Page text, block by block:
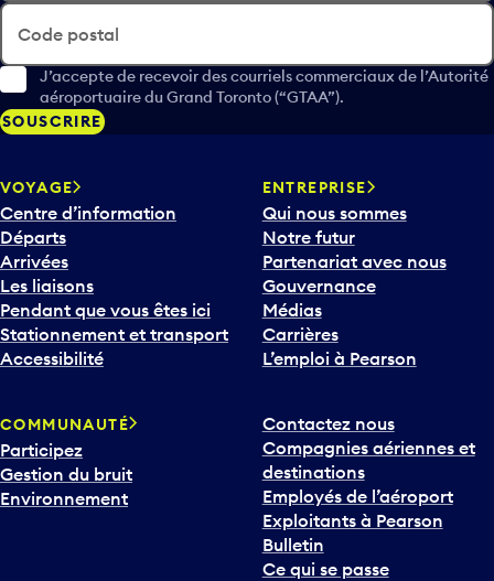
Code postal
J’accepte de recevoir des courriels commerciaux de l’Autorité
aéroportuaire du Grand Toronto (“GTAA”).
SOUSCRIRE
VOYAGE
Centre d’information
Départs
Arrivées
Les liaisons
Pendant que vous êtes ici
Stationnement et transport
Accessibilité
ENTREPRISE
Qui nous sommes
Notre futur
Partenariat avec nous
Gouvernance
Médias
Carrières
L’emploi à Pearson
COMMUNAUTÉ
Participez
Gestion du bruit
Environnement
Contactez nous
Compagnies aériennes et
destinations
Employés de l’aéroport
Exploitants à Pearson
Bulletin
Ce qui se passe